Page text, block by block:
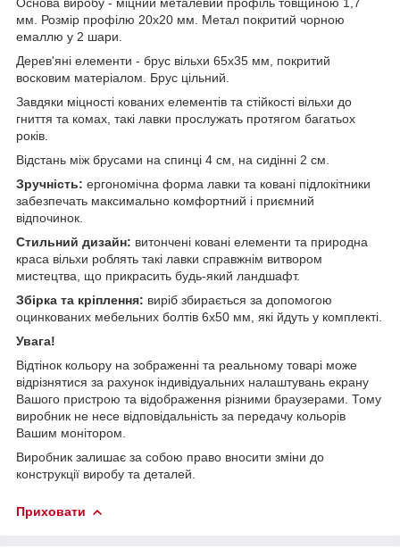
мм. Розмір профілю 20х20 мм. Метал покритий чорною
емаллю у 2 шари.
Дерев'яні елементи - брус вільхи 65х35 мм, покритий
восковим матеріалом. Брус цільний.
Завдяки міцності кованих елементів та стійкості вільхи до
гниття та комах, такі лавки прослужать протягом багатьох
років.
Відстань між брусами на спинці 4 см, на сидінні 2 см.
Зручність: ергономічна форма лавки та ковані підлокітники
забезпечать максимально комфортний і приємний
відпочинок.
Стильний дизайн: витончені ковані елементи та природна
краса вільхи роблять такі лавки справжнім витвором
мистецтва, що прикрасить будь-який ландшафт.
Збірка та кріплення: виріб збирається за допомогою
оцинкованих мебельних болтів 6х50 мм, які йдуть у комплекті.
Увага!
Відтінок кольору на зображенні та реальному товарі може
відрізнятися за рахунок індивідуальних налаштувань екрану
Вашого пристрою та відображення різними браузерами. Тому
виробник не несе відповідальність за передачу кольорів
Вашим монітором.
Виробник залишає за собою право вносити зміни до
конструкції виробу та деталей.
Приховати